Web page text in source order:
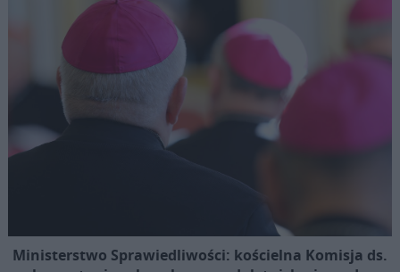
Ministerstwo Sprawiedliwości: kościelna Komisja ds.